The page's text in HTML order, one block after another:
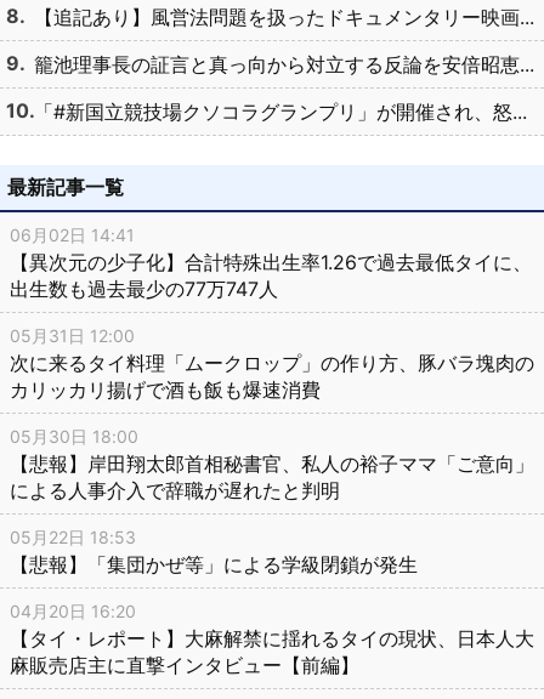
【追記あり】風営法問題を扱ったドキュメンタリー映画...
籠池理事長の証言と真っ向から対立する反論を安倍昭恵...
「#新国立競技場クソコラグランプリ」が開催され、怒...
最新記事一覧
06月02日 14:41
【異次元の少子化】合計特殊出生率1.26で過去最低タイに、
出生数も過去最少の77万747人
05月31日 12:00
次に来るタイ料理「ムークロップ」の作り方、豚バラ塊肉の
カリッカリ揚げで酒も飯も爆速消費
05月30日 18:00
【悲報】岸田翔太郎首相秘書官、私人の裕子ママ「ご意向」
による人事介入で辞職が遅れたと判明
05月22日 18:53
【悲報】「集団かぜ等」による学級閉鎖が発生
04月20日 16:20
【タイ・レポート】大麻解禁に揺れるタイの現状、日本人大
麻販売店主に直撃インタビュー【前編】